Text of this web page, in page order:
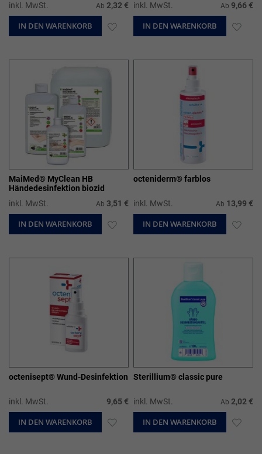
inkl. MwSt.
Ab 2,32 €
IN DEN WARENKORB ZUR
inkl. MwSt. Ab 9,66 €
IN DEN WARENKORB ZUR
MaiMed® MyClean HB
Händedesinfektion biozid
inkl. MwSt.
Ab 3,51 €
IN DEN WARENKORB ZUR
octeniderm® farblos
inkl. MwSt. Ab 13,99 €
IN DEN WARENKORB ZUR
octenisept® Wund-Desinfektion
inkl. MwSt. 9,65 €
IN DEN WARENKORB ZUR
Sterillium® classic pure
inkl. MwSt. Ab 2,02 €
IN DEN WARENKORB ZUR